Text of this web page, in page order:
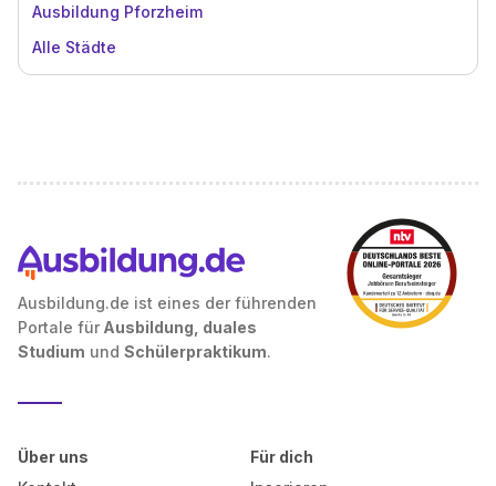
Ausbildung Pforzheim
Alle Städte
Ausbildung.de ist eines der führenden
Portale für Ausbildung, duales
Studium und Schülerpraktikum.
Über uns
Für dich